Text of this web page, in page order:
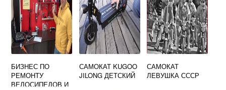
БИЗНЕС ПО
РЕМОНТУ
ВЕЛОСИПЕДОВ И
САМОКАТ KUGOO
JILONG ДЕТСКИЙ
САМОКАТ
ЛЕВУШКА СССР